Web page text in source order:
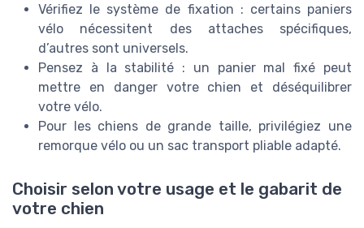
Vérifiez le système de fixation : certains paniers
vélo nécessitent des attaches spécifiques,
d’autres sont universels.
Pensez à la stabilité : un panier mal fixé peut
mettre en danger votre chien et déséquilibrer
votre vélo.
Pour les chiens de grande taille, privilégiez une
remorque vélo ou un sac transport pliable adapté.
Choisir selon votre usage et le gabarit de
votre chien